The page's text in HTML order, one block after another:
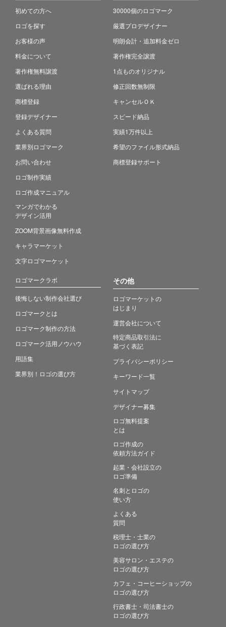
初めての方へ
ロゴを探す
お客様の声
料金について
著作権無料譲渡
選ばれる理由
商標登録
登録デザイナー
よくある質問
業界別ロゴマーク
お問い合わせ
ロゴ制作実績
ロゴ作成マニュアル
マンガでわかる
デザイン活用
ZOOM背景画像無料作成
キャラマーケット
文字ロゴマーケット
30000個のロゴマーク
厳選プロデザイナー
明朗会計・追加料金ゼロ
著作権完全譲渡
1点ものオリジナル
修正回数無制限
キャンセルＯＫ
スピード納品
実績1万件以上
希望のファイル形式納品
商標登録サポート
ロゴマークラボ
後悔しない制作会社選び
ロゴマークとは
ロゴマーク制作の方法
ロゴマーク活用ノウハウ
用語集
業界別！ロゴの選び方
その他
ロゴマーケットの
はじまり
運営会社について
特定商品取引法に
基づく表記
プライバシーポリシー
キーワード一覧
サイトマップ
デザイナー募集
ロゴ無料提案
とは
ロゴ作成の
依頼方法ガイド
起業・会社設立の
ロゴ準備
名刺とロゴの
使い方
よくある
質問
税理士・士業の
ロゴの選び方
美容サロン・エステの
ロゴの選び方
カフェ・コーヒーショップの
ロゴの選び方
行政書士・司法書士の
ロゴの選び方